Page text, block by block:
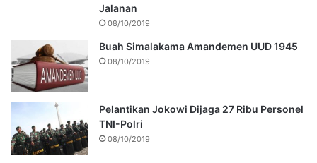
Jalanan
08/10/2019
Buah Simalakama Amandemen UUD 1945
08/10/2019
Pelantikan Jokowi Dijaga 27 Ribu Personel
TNI-Polri
08/10/2019